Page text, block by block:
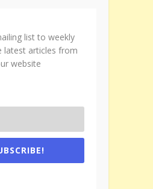
list to weekly
latest articles from
website